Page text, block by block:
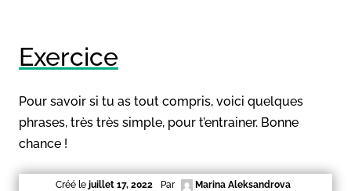
Exercice
Pour savoir si tu as tout compris, voici quelques
phrases, très très simple, pour t’entrainer. Bonne
chance !
Créé le juillet 17, 2022 Par Marina Aleksandrova